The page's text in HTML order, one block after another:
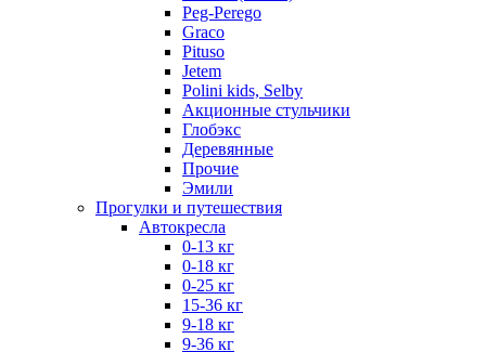
Peg-Perego
Graco
Pituso
Jetem
Polini kids, Selby
Акционные стульчики
Глобэкс
Деревянные
Прочие
Эмили
Прогулки и путешествия
Автокресла
0-13 кг
0-18 кг
0-25 кг
15-36 кг
9-18 кг
9-36 кг